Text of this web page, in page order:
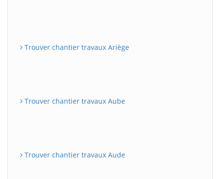
Trouver chantier travaux Ariège
Trouver chantier travaux Aube
Trouver chantier travaux Aude